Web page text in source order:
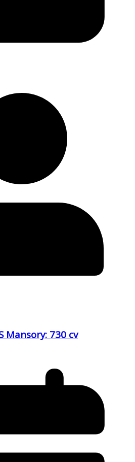
Mansory: 730 cv